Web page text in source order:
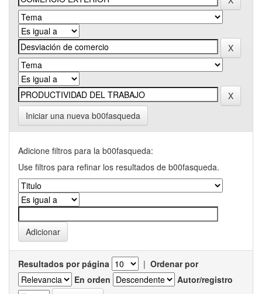
Iniciar una nueva b00fasqueda
Adicione filtros para la b00fasqueda:
Use filtros para refinar los resultados de b00fasqueda.
Resultados por página | Ordenar por
En orden
Autor/registro